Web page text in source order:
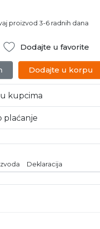
proizvod 3-6 radnih dana
Dodajte u favorite
Dodajte u korpu
kupcima
plaćanje
Deklaracija